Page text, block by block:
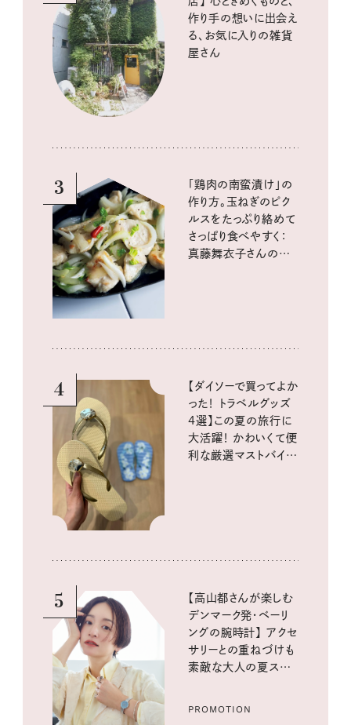
作り手の想いに出会え
る、お気に入りの雑貨
屋さん
3
「鶏肉の南蛮漬け」の
作り方。玉ねぎのピク
ルスをたっぷり絡めて
さっぱり食べやすく：
真藤舞衣子さんの発
4
【ダイソーで買ってよか
った！ トラベルグッズ
4選】この夏の旅行に
大活躍！ かわいくて便
利な厳選マストバイア
5
【高山都さんが楽しむ
デンマーク発・ベーリ
ングの腕時計】 アクセ
サリーとの重ねづけも
素敵な大人の夏スタイ
PROMOTION